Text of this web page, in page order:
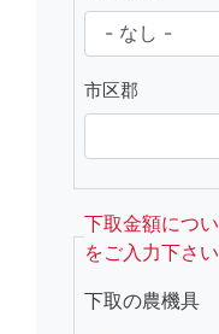
市区郡
下取金額につ
をご入力下さい
下取の農機具